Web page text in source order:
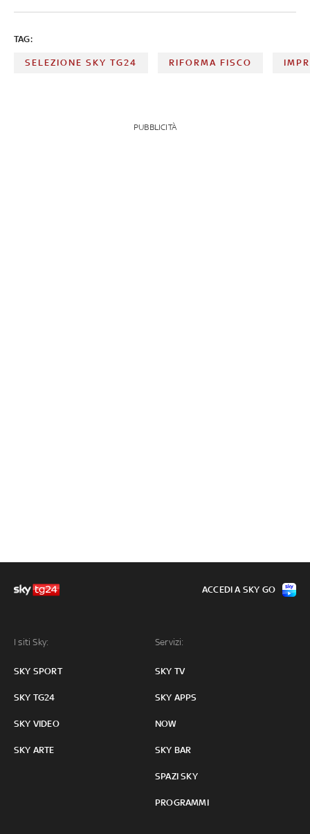
TAG:
SELEZIONE SKY TG24 RIFORMA FISCO
PUBBLICITÀ
I siti Sky:
SKY SPORT
SKY TG24
SKY VIDEO
SKY ARTE
Servizi:
SKY TV
SKY APPS
NOW
SKY BAR
SPAZI SKY
PROGRAMMI
ACCEDI A SKY GO